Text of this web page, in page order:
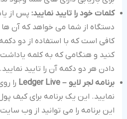
کلمات خود را تایید نمایید: پس از
دستگاه از شما می خواهد که آن ها را
کافی است که با استفاده از دو
کنید و هنگامی که به کلمه
دادن هر دو دکمه آن را تایید نمایید.
برنامه لجر لایو –Ledger Live را
نمایید. این یک برنامه برای کیف